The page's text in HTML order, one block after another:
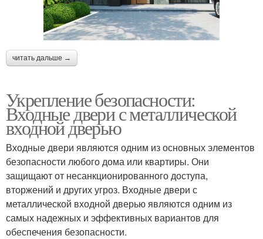
читать дальше →
Укрепление безопасности:
Входные двери с металлической
входной дверью
Входные двери являются одним из основных элементов
безопасности любого дома или квартиры. Они
защищают от несанкционированного доступа,
вторжений и других угроз. Входные двери с
металлической входной дверью являются одним из
самых надежных и эффективных вариантов для
обеспечения безопасности.